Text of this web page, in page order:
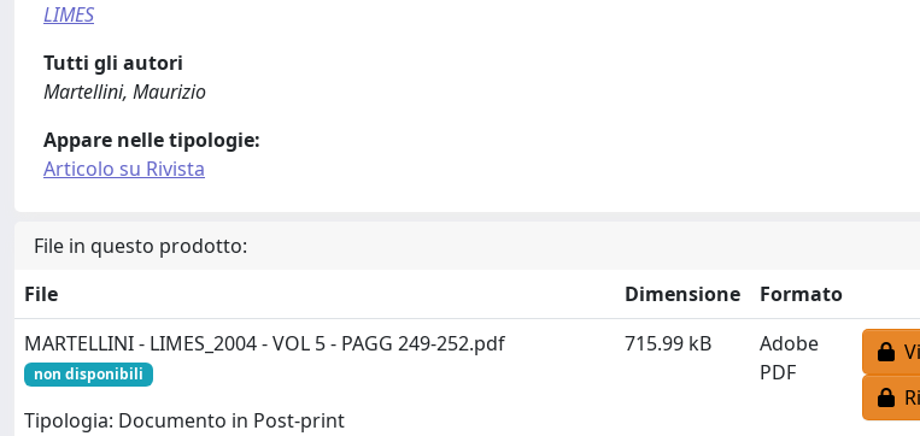
LIMES
Tutti gli autori
Martellini, Maurizio
Appare nelle tipologie:
Articolo su Rivista
File in questo prodotto:
File
Dimensione
Formato
MARTELLINI - LIMES_2004 - VOL 5 - PAGG 249-252.pdf
non disponibili
Tipologia: Documento in Post-print
715.99 kB
Adobe
PDF